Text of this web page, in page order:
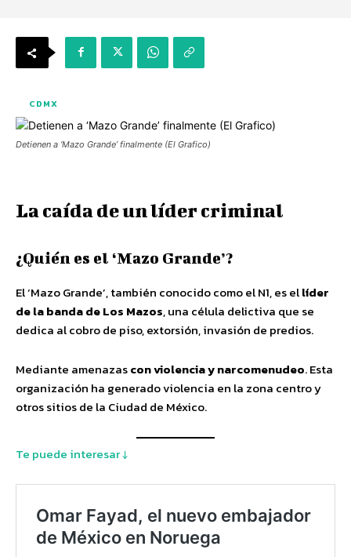
CDMX
Detienen a ‘Mazo Grande’ finalmente (El Grafico)
La caída de un líder criminal
¿Quién es el ‘Mazo Grande’?
El ‘Mazo Grande’, también conocido como el N1, es ellíder
de la banda de Los Mazos, una célula delictiva que se
dedica al cobro de piso, extorsión, invasión de predios.
Mediante amenazascon violencia y narcomenudeo. Esta
organización ha generado violencia en la zona centro y
otros sitios de la Ciudad de México.
Te puede interesar ↓